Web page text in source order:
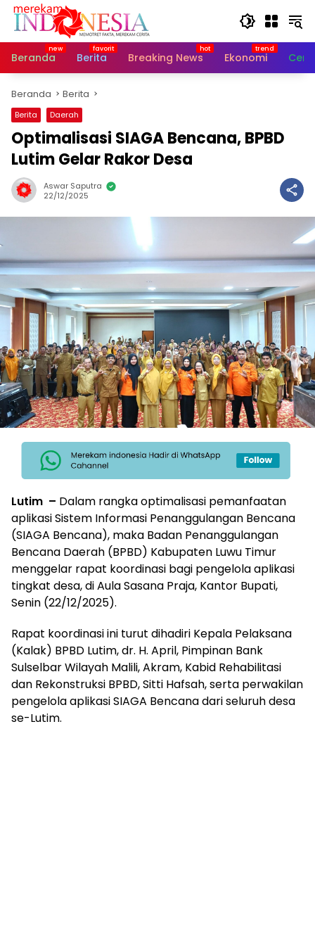
Langsung
Beranda
Berita Breaking News Ekonomi
Beranda Berita
Berita Daerah
Optimalisasi SIAGA Bencana, BPBD
Lutim Gelar Rakor Desa
Aswar Saputra
22/12/2025
Lutim – Dalam rangka optimalisasi pemanfaatan
aplikasi Sistem Informasi Penanggulangan Bencana
(SIAGA Bencana), maka Badan Penanggulangan
Bencana Daerah (BPBD) Kabupaten Luwu Timur
menggelar rapat koordinasi bagi pengelola aplikasi
tingkat desa, di Aula Sasana Praja, Kantor Bupati,
Senin (22/12/2025).
Rapat koordinasi ini turut dihadiri Kepala Pelaksana
(Kalak) BPBD Lutim, dr. H. April, Pimpinan Bank
Sulselbar Wilayah Malili, Akram, Kabid Rehabilitasi
dan Rekonstruksi BPBD, Sitti Hafsah, serta perwakilan
pengelola aplikasi SIAGA Bencana dari seluruh desa
se-Lutim.